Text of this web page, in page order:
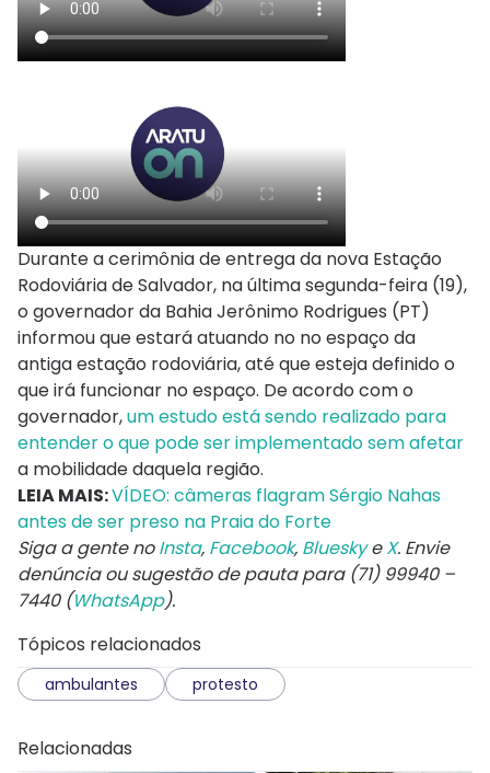
Durante a cerimônia de entrega da nova Estação
Rodoviária de Salvador, na última segunda-feira (19),
o governador da Bahia Jerônimo Rodrigues (PT)
informou que estará atuando no no espaço da
antiga estação rodoviária, até que esteja definido o
que irá funcionar no espaço. De acordo com o
governador,um estudo está sendo realizado para
entender o que pode ser implementado sem afetar
a mobilidade daquela região.
LEIA MAIS:VÍDEO: câmeras flagram Sérgio Nahas
antes de ser preso na Praia do Forte
Siga a gente noInsta, Facebook, BlueskyeX. Envie
denúncia ou sugestão de pauta para (71) 99940 –
7440 (WhatsApp).
Tópicos relacionados
ambulantes protesto
Relacionadas